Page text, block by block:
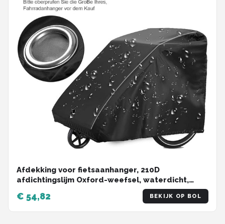
Afdekking voor fietsaanhanger, 210D
afdichtingslijm Oxford-weefsel, waterdicht,
hoogwaardige fietsgarage, outdoor, 140 x 105 x
85 cm, met slotgaten, zonwering en regen
€ 54,82 BEKIJK OP BOL